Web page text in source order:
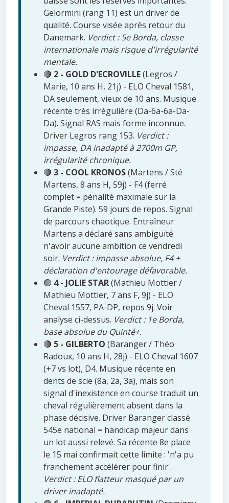
Gelormini (rang 11) est un driver de
qualité. Course visée après retour du
Danemark. Verdict : 5e Borda, classe
internationale mais risque d'irrégularité
mentale.
🔴 2 - GOLD D'ECROVILLE(Legros /
Marie, 10 ans H, 21j) - ELO Cheval 1581,
DA seulement, vieux de 10 ans. Musique
récente très irrégulière (Da-6a-6a-Da-
Da). Signal RAS mais forme inconnue.
Driver Legros rang 153. Verdict :
impasse, DA inadapté à 2700m GP,
irrégularité chronique.
🔴 3 - COOL KRONOS(Martens / Sté
Martens, 8 ans H, 59j) - F4 (ferré
complet = pénalité maximale sur la
Grande Piste). 59 jours de repos. Signal
de parcours chaotique. Entraîneur
Martens a déclaré sans ambiguïté
n'avoir aucune ambition ce vendredi
soir. Verdict : impasse absolue, F4 +
déclaration d'entourage défavorable.
🟢 4 - JOLIE STAR(Mathieu Mottier /
Mathieu Mottier, 7 ans F, 9j) - ELO
Cheval 1557, PA-DP, repos 9j. Voir
analyse ci-dessus. Verdict : 1e Borda,
base absolue du Quinté+.
🔴 5 - GILBERTO (Baranger / Théo
Radoux, 10 ans H, 28j) - ELO Cheval 1607
(+7 vs lot), D4. Musique récente en
dents de scie (8a, 2a, 3a), mais son
signal d'inexistence en course traduit un
cheval régulièrement absent dans la
phase décisive. Driver Baranger classé
545e national = handicap majeur dans
un lot aussi relevé. Sa récente 8e place
le 15 mai confirmait cette limite : 'n'a pu
franchement accélérer pour finir'.
Verdict : ELO flatteur masqué par un
driver inadapté.